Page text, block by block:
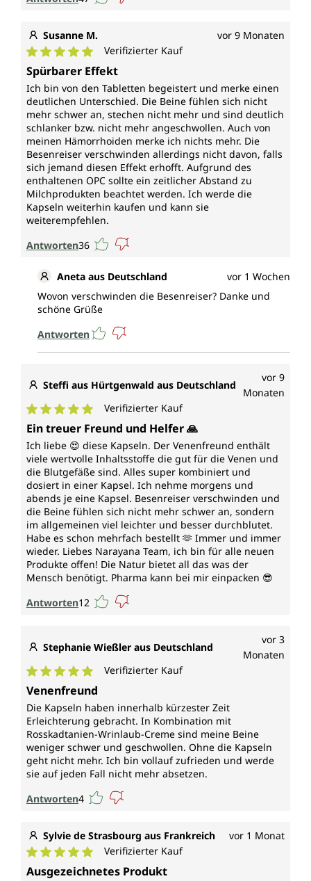
Susanne M. vor 9 Monaten
Durchschnittliche Bewertung von 5 von 5 Sternen
Verifizierter Kauf
Spürbarer Effekt
Ich bin von den Tabletten begeistert und merke einen
deutlichen Unterschied. Die Beine fühlen sich nicht
mehr schwer an, stechen nicht mehr und sind deutlich
schlanker bzw. nicht mehr angeschwollen. Auch von
meinen Hämorrhoiden merke ich nichts mehr. Die
Besenreiser verschwinden allerdings nicht davon, falls
sich jemand diesen Effekt erhofft. Aufgrund des
enthaltenen OPC sollte ein zeitlicher Abstand zu
Milchprodukten beachtet werden. Ich werde die
Kapseln weiterhin kaufen und kann sie
weiterempfehlen.
Antworten36
Aneta aus Deutschland
vor 1 Wochen
Wovon verschwinden die Besenreiser? Danke und
schöne Grüße
Antworten
Steffi aus Hürtgenwald aus Deutschland
vor 9
Monaten
Durchschnittliche Bewertung von 5 von 5 Sternen
Verifizierter Kauf
Ein treuer Freund und Helfer 🙏
Ich liebe 😍 diese Kapseln. Der Venenfreund enthält
viele wertvolle Inhaltsstoffe die gut für die Venen und
die Blutgefäße sind. Alles super kombiniert und
dosiert in einer Kapsel. Ich nehme morgens und
abends je eine Kapsel. Besenreiser verschwinden und
die Beine fühlen sich nicht mehr schwer an, sondern
im allgemeinen viel leichter und besser durchblutet.
Habe es schon mehrfach bestellt 🫶 Immer und immer
wieder. Liebes Narayana Team, ich bin für alle neuen
Produkte offen! Die Natur bietet all das was der
Mensch benötigt. Pharma kann bei mir einpacken 😎
Antworten12
Stephanie Wießler aus Deutschland
vor 3
Monaten
Durchschnittliche Bewertung von 5 von 5 Sternen
Verifizierter Kauf
Venenfreund
Die Kapseln haben innerhalb kürzester Zeit
Erleichterung gebracht. In Kombination mit
Rosskadtanien-Wrinlaub-Creme sind meine Beine
weniger schwer und geschwollen. Ohne die Kapseln
geht nicht mehr. Ich bin vollauf zufrieden und werde
sie auf jeden Fall nicht mehr absetzen.
Antworten4
Sylvie de Strasbourg aus Frankreich vor 1 Monat
Durchschnittliche Bewertung von 5 von 5 Sternen
Verifizierter Kauf
Ausgezeichnetes Produkt